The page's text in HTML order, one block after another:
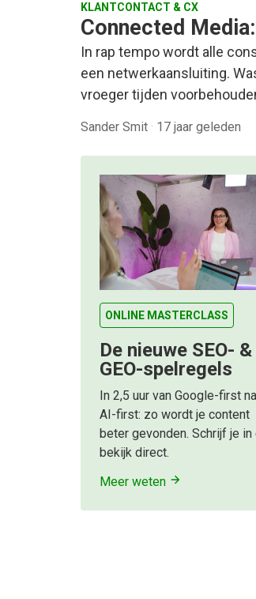
KLANTCONTACT & CX
Connected
In rap tempo wordt alle
een netwerkaansluiting.
vroeger tijden
Sander Smit · 17 jaar geleden
ONLINE MASTERCLASS
De nieuwe SEO- &
GEO-spelregels
In 2,5 uur van Google-first
AI-first: zo wordt je content
beter gevonden. Schrijf je in
bekijk direct.
Meer weten